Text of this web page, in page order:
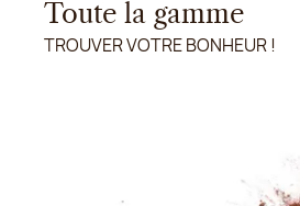
Toute la gamme
TROUVER VOTRE BONHEUR !